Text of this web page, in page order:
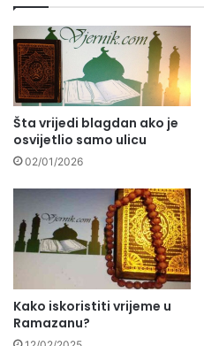
Šta vrijedi blagdan ako je
osvijetlio samo ulicu
02/01/2026
Kako iskoristiti vrijeme u
Ramazanu?